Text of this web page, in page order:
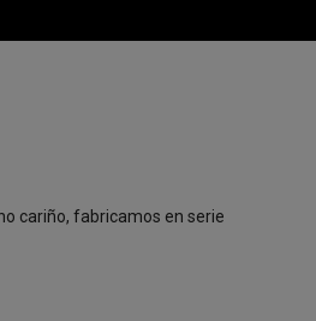
cariño, fabricamos en serie